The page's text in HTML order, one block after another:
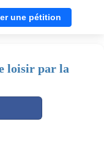
une pétition
loisir par la